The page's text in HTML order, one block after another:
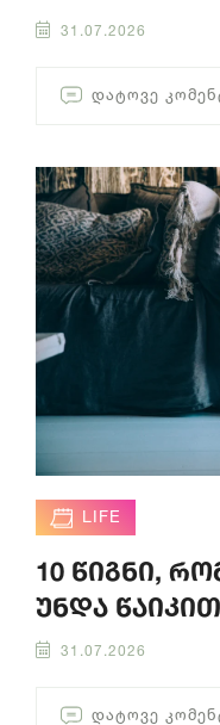
31.07.2026
ᲓᲐᲢᲝᲕᲔ
LIFE
10 წიგნი,
უნდა
31.07.2026
ᲓᲐᲢᲝᲕᲔ